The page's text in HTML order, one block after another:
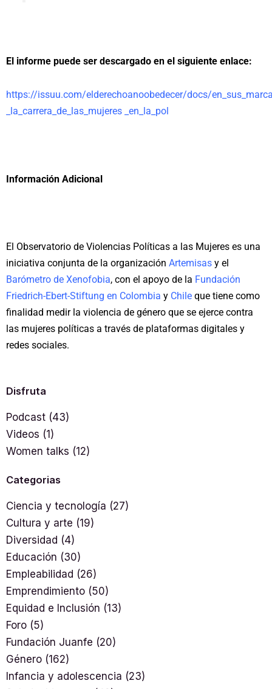
El informe puede ser descargado en el siguiente enlace:
https://issuu.com/elderechoanoobedecer/docs/
_la_carrera_de_las_mujeres _en_la_pol
Información Adicional
El Observatorio de Violencias Políticas a las Mujeres es una
iniciativa conjunta de la organización Artemisas y el
Barómetro de Xenofobia, con el apoyo de la Fundación
Friedrich-Ebert-Stiftung en Colombia y Chile que tiene como
finalidad medir la violencia de género que se ejerce contra
las mujeres políticas a través de plataformas digitales y
redes sociales.
Disfruta
Podcast (43)
Videos (1)
Women talks (12)
Categorias
Ciencia y tecnología (27)
Cultura y arte (19)
Diversidad (4)
Educación (30)
Empleabilidad (26)
Emprendimiento (50)
Equidad e Inclusión (13)
Foro (5)
Fundación Juanfe (20)
Género (162)
Infancia y adolescencia (23)